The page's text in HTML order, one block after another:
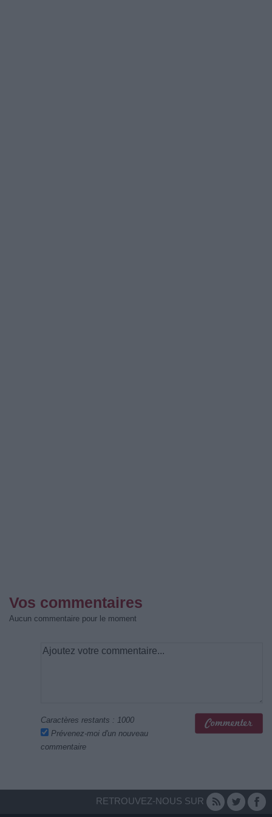
Vos commentaires
Aucun commentaire pour le moment
Caractères restants : 1000
Prévenez-moi d'un nouveau
commentaire
RETROUVEZ-NOUS SUR